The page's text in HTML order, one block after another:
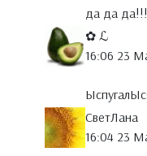
да да
✿ ℒ
16:06 23
СветЛана
16:04 23